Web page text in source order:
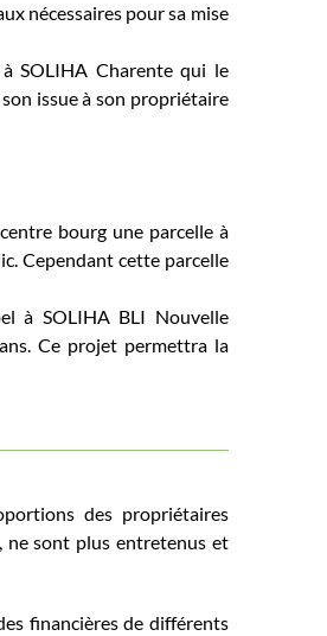
nécessaires pour sa mise
SOLIHA Charente qui le
issue à son propriétaire
bourg une parcelle à
Cependant cette parcelle
à SOLIHA BLI Nouvelle
Ce projet permettra la
des propriétaires
ne sont plus entretenus et
financières de différents